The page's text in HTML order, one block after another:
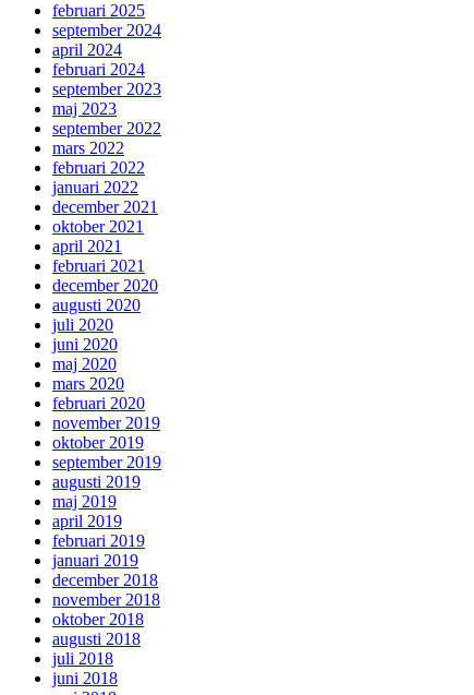
februari 2025
september 2024
april 2024
februari 2024
september 2023
maj 2023
september 2022
mars 2022
februari 2022
januari 2022
december 2021
oktober 2021
april 2021
februari 2021
december 2020
augusti 2020
juli 2020
juni 2020
maj 2020
mars 2020
februari 2020
november 2019
oktober 2019
september 2019
augusti 2019
maj 2019
april 2019
februari 2019
januari 2019
december 2018
november 2018
oktober 2018
augusti 2018
juli 2018
juni 2018